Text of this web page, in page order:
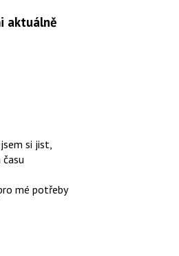
aktuálně
si jist,
mé potřeby